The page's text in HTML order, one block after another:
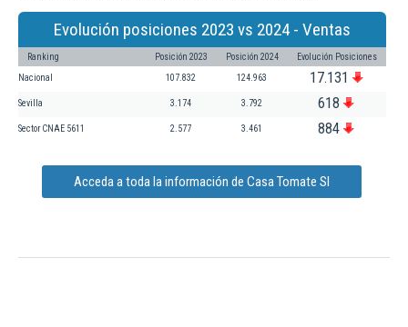
Evolución posiciones 2023 vs 2024 - Ventas
Ranking Posición 2023 Posición 2024 Evolución Posiciones
Nacional 107.832 124.963 17.131
Sevilla 3.174 3.792 618
Sector CNAE 5611 2.577 3.461 884
Acceda a toda la información de Casa Tomate Sl